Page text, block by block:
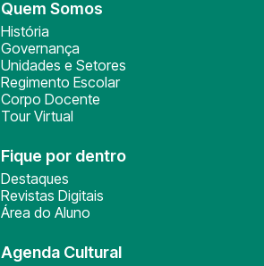
Quem Somos
História
Governança
Unidades e Setores
Regimento Escolar
Corpo Docente
Tour Virtual
Fique por dentro
Destaques
Revistas Digitais
Área do Aluno
Agenda Cultural